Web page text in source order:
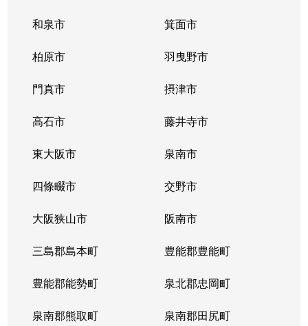
和泉市 箕面市
柏原市 羽曳野市
門真市 摂津市
高石市 藤井寺市
東大阪市 泉南市
四條畷市 交野市
大阪狭山市 阪南市
三島郡島本町 豊能郡豊能町
豊能郡能勢町 泉北郡忠岡町
泉南郡熊取町 泉南郡田尻町